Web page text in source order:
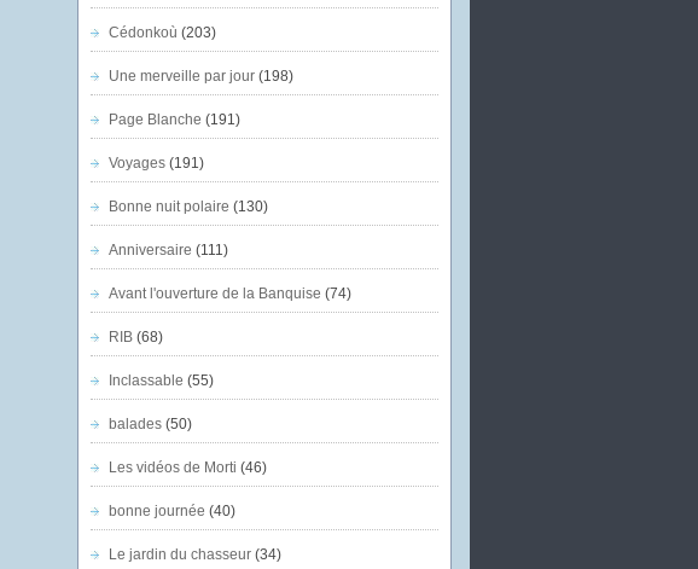
Cédonkoù (203)
Une merveille par jour(198)
Page Blanche (191)
Voyages(191)
Bonne nuit polaire (130)
Anniversaire (111)
Avant l'ouverture de la Banquise (74)
RIB(68)
Inclassable (55)
balades(50)
Les vidéos de Morti (46)
bonne journée (40)
Le jardin du chasseur(34)